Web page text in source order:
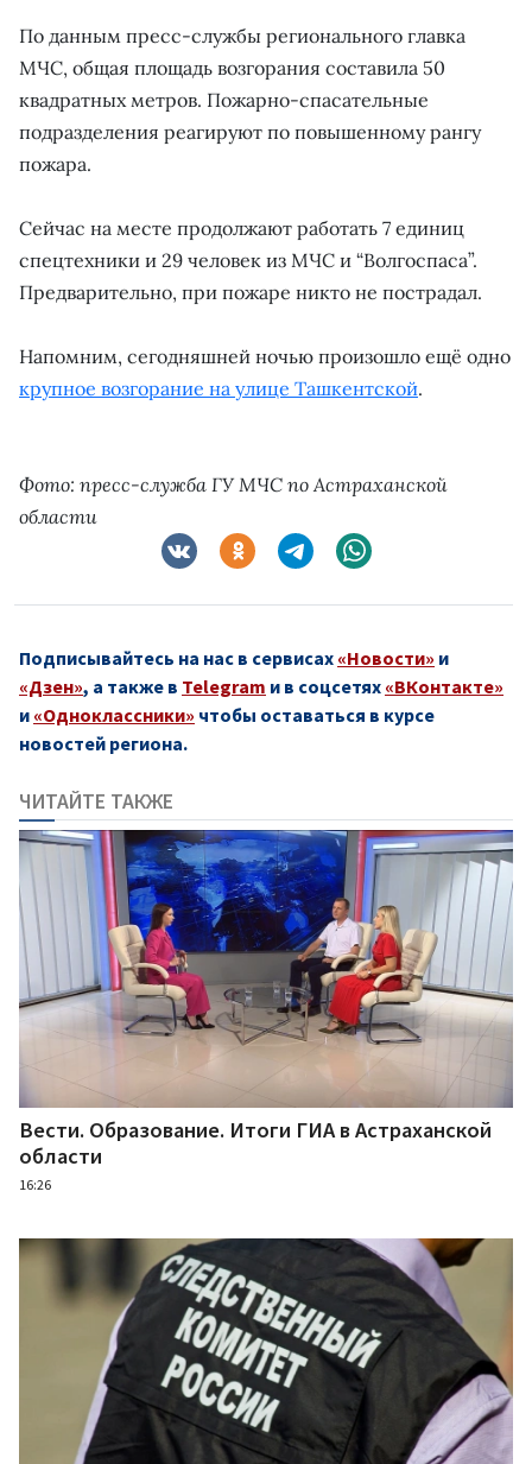
По данным пресс-службы регионального главка
МЧС, общая площадь возгорания составила 50
квадратных метров. Пожарно-спасательные
подразделения реагируют по повышенному рангу
пожара.
Сейчас на месте продолжают работать 7 единиц
спецтехники и 29 человек из МЧС и “Волгоспаса”.
Предварительно, при пожаре никто не пострадал.
Напомним, сегодняшней ночью произошло ещё одно
крупное возгорание на улице Ташкентской.
Фото: пресс-служба ГУ МЧС по Астраханской
области
Подписывайтесь на нас в сервисах «Новости» и
«Дзен», а также в Telegram и в соцсетях «ВКонтакте»
и «Одноклассники» чтобы оставаться в курсе
новостей региона.
ЧИТАЙТЕ ТАКЖЕ
Вести. Образование. Итоги ГИА в Астраханской
области
16:26